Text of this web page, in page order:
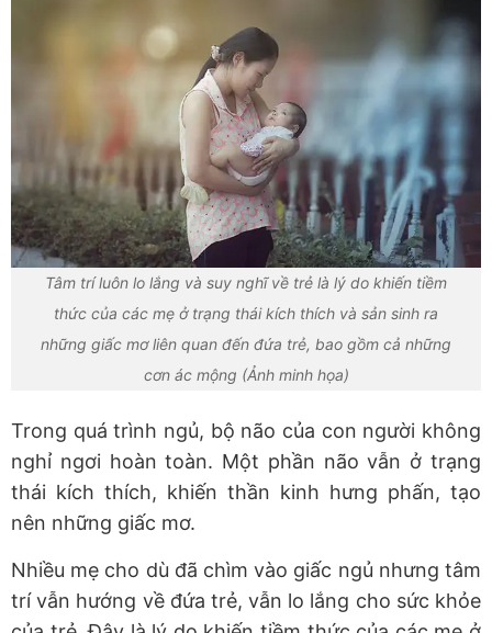
Tâm trí luôn lo lắng và suy nghĩ về trẻ là lý do khiến tiềm
thức của các mẹ ở trạng thái kích thích và sản sinh ra
những giấc mơ liên quan đến đứa trẻ, bao gồm cả những
cơn ác mộng (Ảnh minh họa)
Trong quá trình ngủ, bộ não của con người không
nghỉ ngơi hoàn toàn. Một phần não vẫn ở trạng
thái kích thích, khiến thần kinh hưng phấn, tạo
nên những giấc mơ.
Nhiều mẹ cho dù đã chìm vào giấc ngủ nhưng tâm
trí vẫn hướng về đứa trẻ, vẫn lo lắng cho sức khỏe